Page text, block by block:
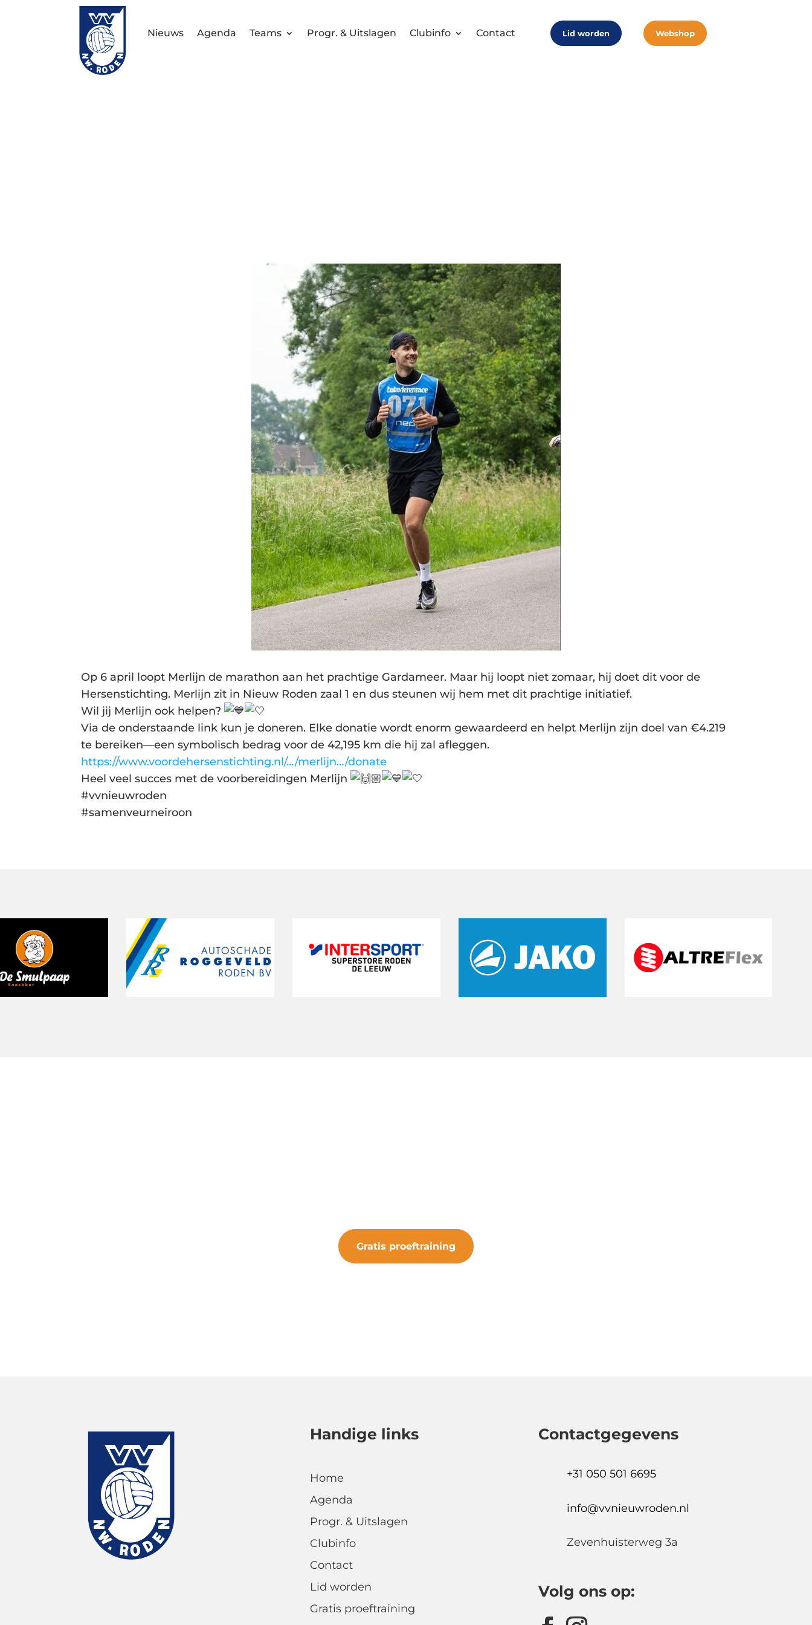
Nieuws Agenda Teams Progr. & Uitslagen Clubinfo Contact Lid worden Webshop
Op 6 april loopt Merlijn de marathon aan het prachtige Gardameer. Maar hij loopt niet zomaar, hij doet dit voor de
Hersenstichting. Merlijn zit in Nieuw Roden zaal 1 en dus steunen wij hem met dit prachtige initiatief.
Wil jij Merlijn ook helpen?
Via de onderstaande link kun je doneren. Elke donatie wordt enorm gewaardeerd en helpt Merlijn zijn doel van €4.219
te bereiken—een symbolisch bedrag voor de 42,195 km die hij zal afleggen.
https://www.voordehersenstichting.nl/…/merlijn…/donate
Heel veel succes met de voorbereidingen Merlijn
#vvnieuwroden
#samenveurneiroon
Gratis proeftraining
Handige links
Home
Agenda
Progr. & Uitslagen
Clubinfo
Contact
Lid worden
Gratis proeftraining
Contactgegevens
+31 050 501 6695
info@vvnieuwroden.nl
Zevenhuisterweg 3a
Volg ons op: